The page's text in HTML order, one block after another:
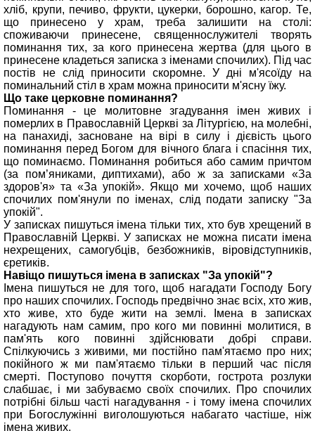
хліб, крупи, печиво, фрукти, цукерки, борошно, кагор. Те,
що принесено у храм, треба залишити на столі:
споживаючи принесене, священнослужителі творять
поминання тих, за кого принесена жертва (для цього в
принесене кладеться записка з іменами спочилих). Під час
постів не слід приносити скоромне. У дні м'ясоїду на
поминальний стіл в храм можна приносити м'ясну їжу.
Що таке церковне поминання?
Поминання - це молитовне згадування імен живих і
померлих в Православній Церкві за Літургією, на молебні,
на панахиді, засноване на вірі в силу і дієвість цього
поминання перед Богом для вічного блага і спасіння тих,
що поминаємо. Поминання робиться або самим причтом
(за пом’яниками, диптихами), або ж за записками «За
здоров'я» та «За упокій». Якщо ми хочемо, щоб наших
спочилих пом'янули по іменах, слід подати записку "За
упокій".
У записках пишуться імена тільки тих, хто був хрещений в
Православній Церкві. У записках не можна писати імена
нехрещених, самогубців, безбожників, віровідступників,
єретиків.
Навіщо пишуться імена в записках "За упокій"?
Імена пишуться не для того, щоб нагадати Господу Богу
про наших спочилих. Господь предвічно знає всіх, хто жив,
хто живе, хто буде жити на землі. Імена в записках
нагадують нам самим, про кого ми повинні молитися, в
пам'ять кого повинні здійснювати добрі справи.
Спілкуючись з живими, ми постійно пам'ятаємо про них;
покійного ж ми пам'ятаємо тільки в перший час після
смерті. Поступово почуття скорботи, гострота розлуки
слабшає, і ми забуваємо своїх спочилих. Про спочилих
потрібні більш часті нагадування - і тому імена спочилих
при Богослужінні виголошуються набагато частіше, ніж
імена живих.